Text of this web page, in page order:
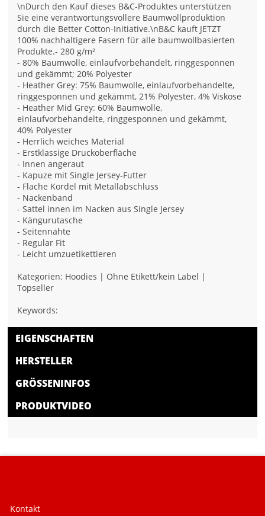
\nDurch den Kauf dieses B&C-Produktes unterstützen
Sie eine verantwortungsvollere Baumwollproduktion
durch die Better Cotton-Initiative.\nB&C kauft JETZT
100% nachhaltigere Fasern für alle baumwollbasierten
Produkte.- 280 g/m²
- 80% Baumwolle, einlaufvorbehandelt, ringgesponnen
und gekämmt; 20% Polyester
- Heather Grey: 75% Baumwolle, einlaufvorbehandelte,
ringgesponnen und gekämmt, 21% Polyester, 4% Viskose
- Heather Mid Grey: 60% Baumwolle,
einlaufvorbehandelte, ringgesponnen und gekämmt,
40% Polyester
- Herrlich weiches Material
- Erstklassige Druckoberfläche
- Innen angeraut
- Kapuze mit Single Jersey-Futter
- Flache Kordel mit Metallabschluss
- Nackenband
- Sattel innen im Nacken aus Single Jersey
- Kängurutasche
- Seitennähte
- Regular Fit
- Leicht umzuetikettieren
Kategorien: Hoodies | Ohne Etikett/kein Label |
Topseller
Keywords:
EIGENSCHAFTEN
HERSTELLER
GRÖSSENINFOS
PRODUKTVIDEO
Kontakt